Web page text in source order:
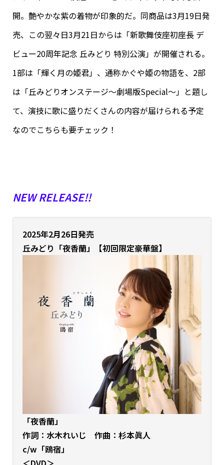
開。艶やかな紫の着物が印象的だ。同商品は3月19日発
売、この翌々日3月21日からは「新歌舞伎座初座長 デ
ビュー20周年記念 丘みどり 特別公演」が開催される。
1部は「輝く月の姫君」、通称かぐや姫の物語を、2部
は「丘みどりオンステージ～劇場版Special～」と題し
て、演技に歌に盛りだくさんの内容が届けられる予定
なのでこちらも要チェック！
NEW RELEASE!!
2025年2月26日発売
丘みどり 「夜香蘭」【初回限定豪華盤】
「夜香蘭」
作詞：水木れいじ 作曲：杉本眞人
c/w「鴎宿」